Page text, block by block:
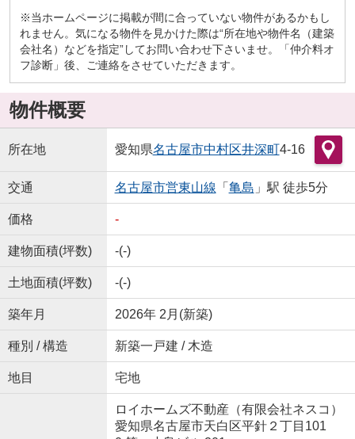
※当ホームページに掲載が間に合っていない物件があるかもし
れません。気になる物件を見かけた際は“所在地や物件名（建築
会社名）などを指定”してお問い合わせ下さいませ。「仲介料オ
フ診断」後、ご連絡をさせていただきます。
物件概要
所在地 愛知県名古屋市中村区井深町4-16
交通 名古屋市営東山線 「 亀島 」駅 徒歩5分
価格 -
建物面積(坪数) -(-)
土地面積(坪数) -(-)
築年月 2026年 2月(新築)
種別 / 構造 新築一戸建 / 木造
地目 宅地
ロイホームズ不動産（有限会社ネスコ）
愛知県名古屋市天白区平針２丁目101